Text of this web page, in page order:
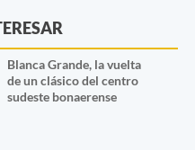
Blanca Grande, la vuelta
de un clásico del centro
sudeste bonaerense